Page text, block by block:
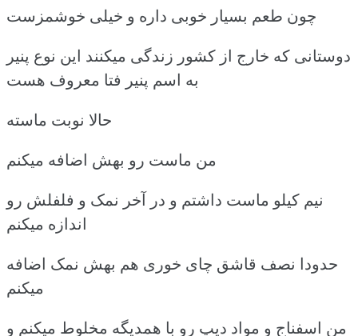
چون طعم بسیار خوبی داره و خیلی خوشمزست
دوستانی که خارج از کشور زندگی میکنند این نوع پنیر
به اسم پنیر فتا معروف هست
حالا نوبت ماسته
من ماست رو بهش اضافه میکنم
نیم کیلو ماست داشتم و در آخر نمک و فلفلش رو
اندازه میکنم
حدودا نصف قاشق چای خوری هم بهش نمک اضافه
میکنم
من اسفناج و مواد دیپ رو با همدیگه مخلوط میکنم و